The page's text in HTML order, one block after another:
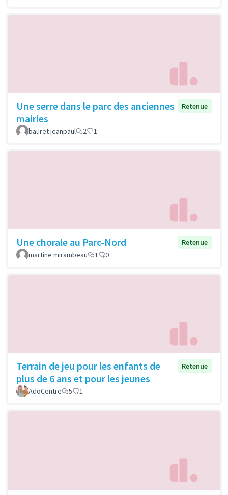
Une serre dans le parc des anciennes
mairies
Retenue
bauret jeanpaul 2 1
Une chorale au Parc-Nord
Retenue
martine mirambeau
1 0
Terrain de jeu pour les enfants de
plus de 6 ans et pour les jeunes
Retenue
AdoCentre 5 1